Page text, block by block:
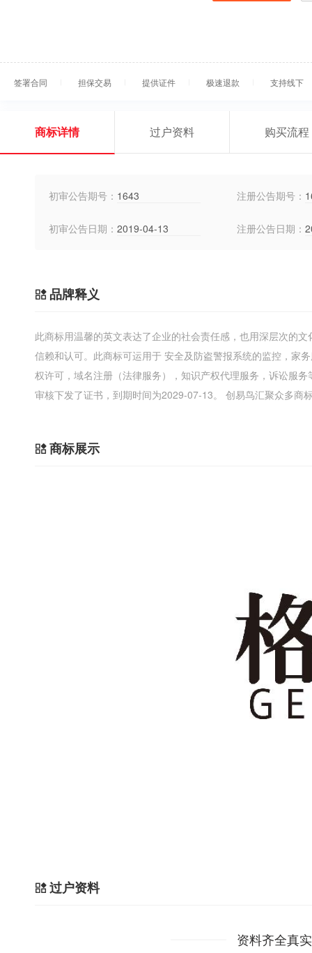
签署合同 担保交易 提供证件 极速退款 支持线下
商标详情 过户资料 购买流程
初审公告期号： 1643 注册公告期号：
初审公告日期： 2019-04-13 注册公告日期：
品牌释义
此商标用温馨的英文表达了企业的社会责任感，也用深层次的
信赖和认可。此商标可运用于 安全及防盗警报系统的监控，家
权许可，域名注册（法律服务），知识产权代理服务，诉讼服
审核下发了证书，到期时间为2029-07-13。 创易鸟汇聚众多商
商标展示
过户资料
资料齐全真